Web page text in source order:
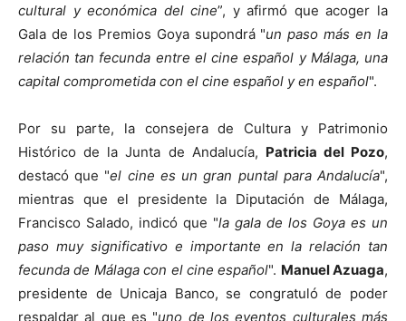
cultural y económica del cine”, y afirmó que acoger la
Gala de los Premios Goya supondrá "un paso más en la
relación tan fecunda entre el cine español y Málaga, una
capital comprometida con el cine español y en español".
Por su parte, la consejera de Cultura y Patrimonio
Histórico de la Junta de Andalucía, Patricia del Pozo,
destacó que "el cine es un gran puntal para Andalucía",
mientras que el presidente la Diputación de Málaga,
Francisco Salado, indicó que "la gala de los Goya es un
paso muy significativo e importante en la relación tan
fecunda de Málaga con el cine español". Manuel Azuaga,
presidente de Unicaja Banco, se congratuló de poder
respaldar al que es "uno de los eventos culturales más